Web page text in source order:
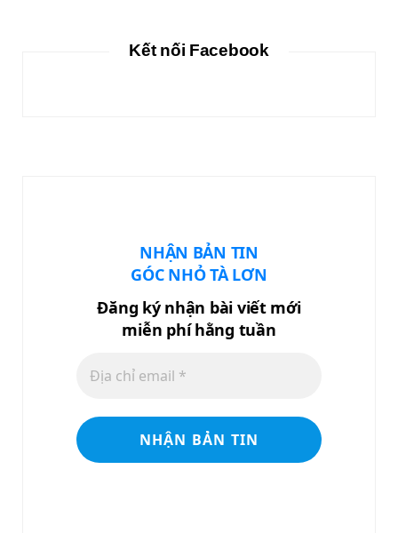
Kết nối Facebook
NHẬN BẢN TIN
GÓC NHỎ TÀ LƠN
Đăng ký nhận bài viết mới
miễn phí hằng tuần